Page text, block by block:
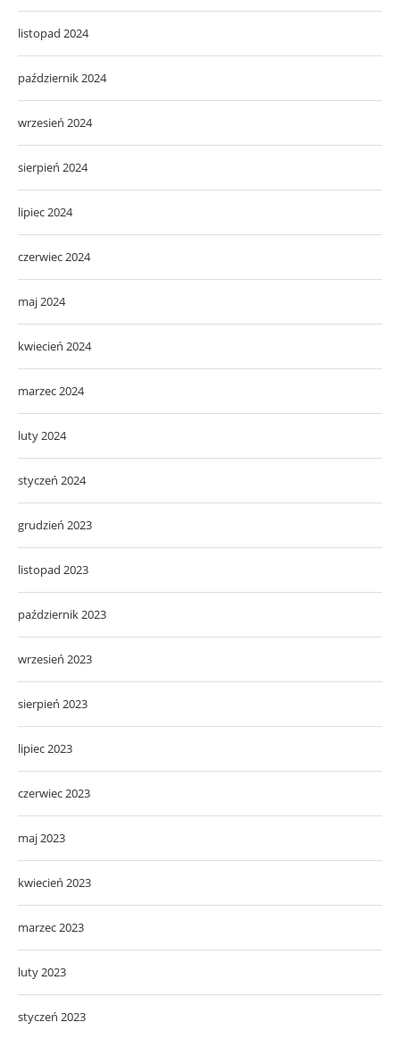
listopad 2024
październik 2024
wrzesień 2024
sierpień 2024
lipiec 2024
czerwiec 2024
maj 2024
kwiecień 2024
marzec 2024
luty 2024
styczeń 2024
grudzień 2023
listopad 2023
październik 2023
wrzesień 2023
sierpień 2023
lipiec 2023
czerwiec 2023
maj 2023
kwiecień 2023
marzec 2023
luty 2023
styczeń 2023